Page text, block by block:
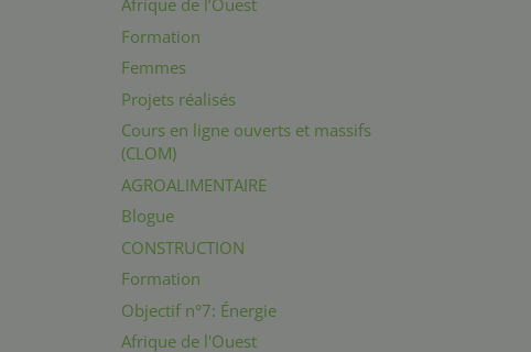
Afrique de l’Ouest
Formation
Femmes
Projets réalisés
Cours en ligne ouverts et massifs
(CLOM)
AGROALIMENTAIRE
Blogue
CONSTRUCTION
Formation
Objectif n°7: Énergie
Afrique de l'Ouest